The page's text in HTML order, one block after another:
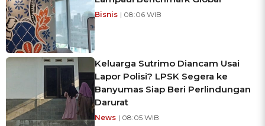
Bisnis | 08:06 WIB
Keluarga Sutrimo Diancam Usai
Lapor Polisi? LPSK Segera ke
Banyumas Siap Beri Perlindungan
Darurat
News | 08:05 WIB